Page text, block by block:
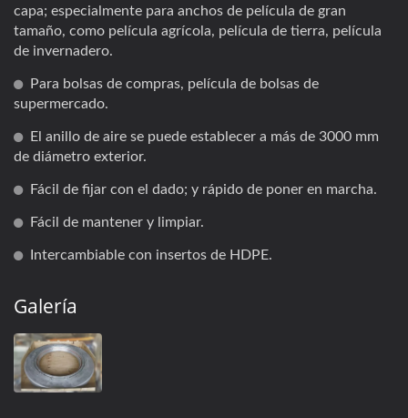
capa; especialmente para anchos de película de gran
tamaño, como película agrícola, película de tierra, película
de invernadero.
Para bolsas de compras, película de bolsas de
supermercado.
El anillo de aire se puede establecer a más de 3000 mm
de diámetro exterior.
Fácil de fijar con el dado; y rápido de poner en marcha.
Fácil de mantener y limpiar.
Intercambiable con insertos de HDPE.
Galería